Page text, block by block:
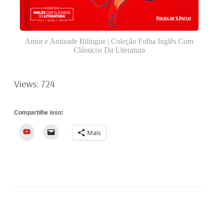
Amor e Amizade Bilíngue | Coleção Folha Inglês Com
Clássicos Da Literatura
Views: 724
Compartilhe isso:
YouTube Mais